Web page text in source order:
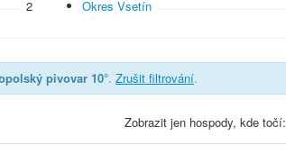
2 Okres Vsetín
pivovar 10°. Zrušit filtrování.
Zobrazit jen hospody, kde točí: